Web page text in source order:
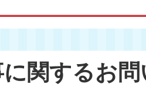
関するお